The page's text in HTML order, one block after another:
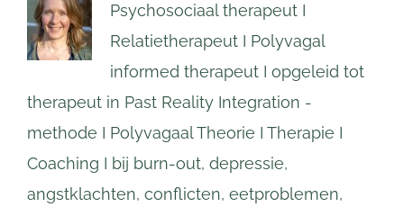
Psychosociaal therapeut I
Relatietherapeut I Polyvagal
informed therapeut I opgeleid tot
therapeut in Past Reality Integration -
methode I Polyvagaal Theorie I Therapie I
Coaching I bij burn-out, depressie,
angstklachten, conflicten, eetproblemen,